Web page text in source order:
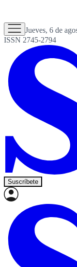
Jueves, 6 de
ISSN 2745-2794
Suscríbete